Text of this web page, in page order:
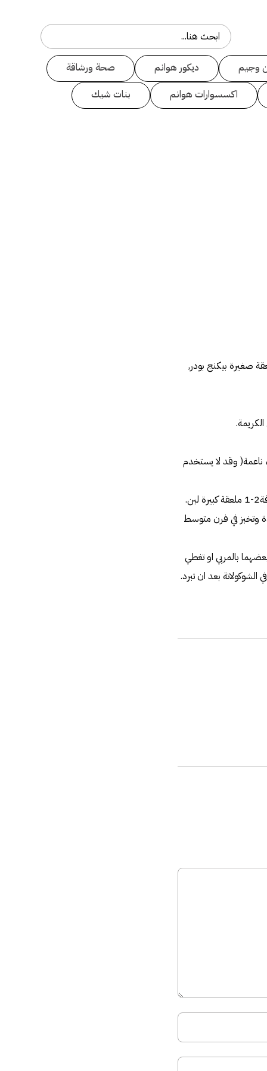
وجيم ديكور هوانم
صحة ورشاقة
اكسسوارات هوانم
بنات شيك
منخول‏,‏ كوب ونصف زبد‏,1‏ كوب سكر بودرة منخول‏,1‏ بيضة‏,1‏ صفار بيضة‏,1‏ ملعقة صغيرة بيكنج بودر‏,‏
ناعمة‏(‏ وقد لا يستخدم
وتخبز في فرن متوسط
بالمربي او تغطي
بعد ان تبرد‏.‏